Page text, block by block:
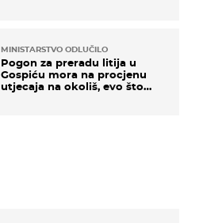
MINISTARSTVO ODLUČILO
Pogon za preradu litija u
Gospiću mora na procjenu
utjecaja na okoliš, evo što